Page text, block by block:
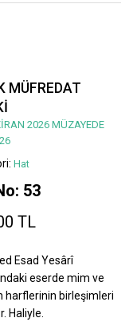
MÜFREDAT
2026 MÜZAYEDE
Hat
53
TL
Esad Yesârî
eserde mim ve
harflerinin birleşimleri
Haliyle.